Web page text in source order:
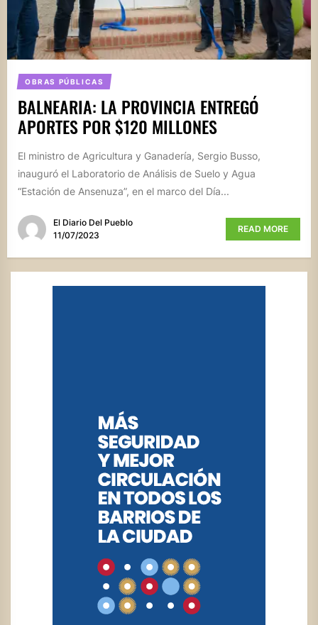
OBRAS PÚBLICAS
BALNEARIA: LA PROVINCIA ENTREGÓ
APORTES POR $120 MILLONES
El ministro de Agricultura y Ganadería, Sergio Busso,
inauguró el Laboratorio de Análisis de Suelo y Agua
“Estación de Ansenuza”, en el marco del Día...
El Diario Del Pueblo
11/07/2023
READ MORE